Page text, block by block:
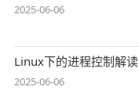
2025-06-06
Linux下的进程控制解读
2025-06-06